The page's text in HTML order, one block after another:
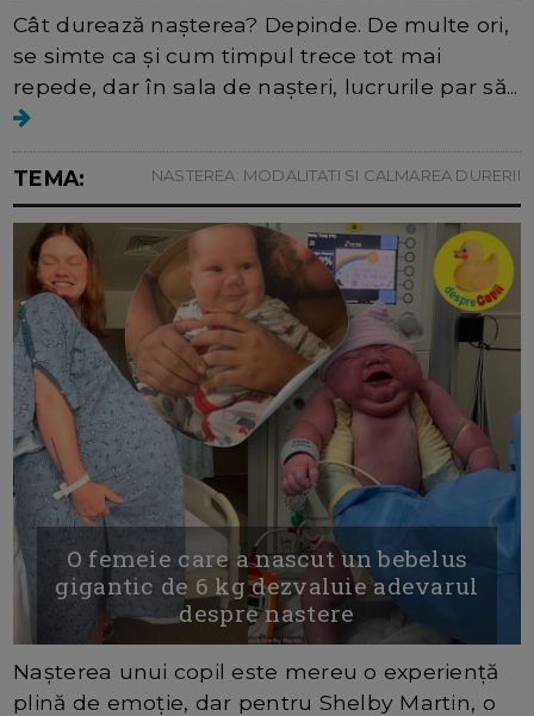
Cât durează nașterea? Depinde. De multe ori,
se simte ca și cum timpul trece tot mai
repede, dar în sala de nașteri, lucrurile par să...
TEMA: NASTEREA: MODALITATI SI CALMAREA DURERII
O femeie care a nascut un bebelus
gigantic de 6 kg dezvaluie adevarul
despre nastere
Nașterea unui copil este mereu o experiență
plină de emoție, dar pentru Shelby Martin, o